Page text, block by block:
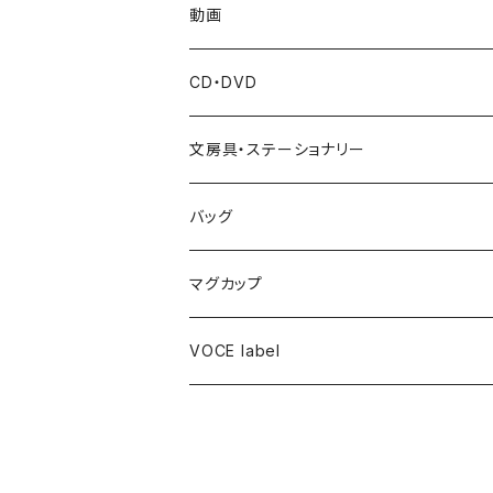
動画
CD・DVD
梶原圭恵(Voce ヴァイオリン講師)
廣瀬史佳(Voce ヴォーカル講師)
北床宗太郎(Voceアーティストヴァイオリン
文房具・ステーショナリー
バッグ
トートバッグ
マグカップ
VOCE label